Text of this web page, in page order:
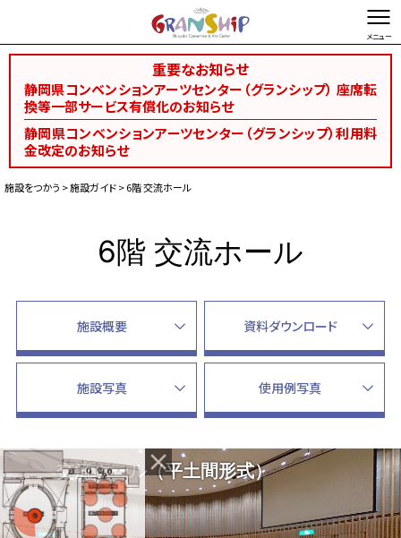
重要なお知らせ
静岡県コンベンションアーツセンター（グランシップ） 座席転
換等一部サービス有償化のお知らせ
静岡県コンベンションアーツセンター（グランシップ）利用料
金改定のお知らせ
文字を縮小する
文字を拡大する
総合TOP お問い合わせ・ご意見
空き状況検索
施設予約
予約から開催まで
催事開催支援
サービス
資料ダウンロード
イベントカレンダー
お知らせ
よくある質問
施設をつかう >施設ガイド> 6階 交流ホール
6階 交流ホール
施設概要 資料ダウンロード
施設写真 使用例写真